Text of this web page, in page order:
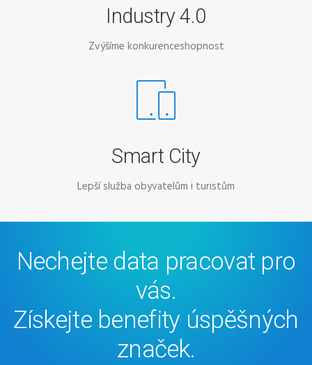
Industry 4.0
Zvýšíme konkurenceshopnost
Smart City
Lepší služba obyvatelům i turistům
Nechejte data pracovat pro
vás.
Získejte benefity úspěšných
značek.